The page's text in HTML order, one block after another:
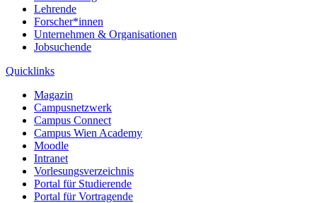
Lehrende
Forscher*innen
Unternehmen & Organisationen
Jobsuchende
Quicklinks
Magazin
Campusnetzwerk
Campus Connect
Campus Wien Academy
Moodle
Intranet
Vorlesungsverzeichnis
Portal für Studierende
Portal für Vortragende